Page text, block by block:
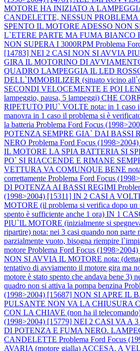
MOTORE HA INIZIATO A
CANDELETTE, NESSUN
SPENTO IL MOTORE ADESSO NON
L`ETERE PARTE MA FUMA BIANCO
NON SUPERA I 3000RPM Problema
[14783] NEI 2 CASI NON SI AVVIA
GIRA IL MOTORINO DI
QUADRO LAMPEGGIA IL LED
DELL`IMMOBILIZER (situato vicino
SECONDI VELOCEMENTE E POI
lampeggio, pausa, 5 lampeggi) CHE
RIPETUTO PIU` VOLTE nota: in 1 caso
manovra in 1 caso il problema si è
la batteria Problema Ford Focus
POTENZA SEMPRE GIA` DAI BASSI
NERO Problema Ford Focus
IL MOTORE LA SPIA BATTERIA SI
PO` SI RIACCENDE E RIMANE
VETTURA VA COMUNQUE BENE
correttamente Problema Ford Focus
DI POTENZA AI BASSI REGIMI
(1998>2004) [15311] IN 2 CASI A
MOTORE (il problema si verifica dopo un
spento è sufficiente anche 1 ora) IN 1
PIU`IL MOTORE (inizialmente si
ripartire) nota: nei 3 casi quando non
parzialmente vuoto, bisogna riempire
motore Problema Ford Focus
NON SI AVVIA IL MOTORE nota:
tentativo di avviamento il motore gira ma
motore è stato spento che andava bene 3)
quadro non si attiva la pompa benzina
(1998>2004) [15687] NON SI APRE IL
PULSANTE NON VA LA CHIUSURA
CON LA CHIAVE (non ha il
(1998>2004) [15779] NEI 2 CASI VA A
DI POTENZA E FUMA NERO.
CANDELETTE Problema Ford Focus
AVARIA (motore gialla) ACCESA. A